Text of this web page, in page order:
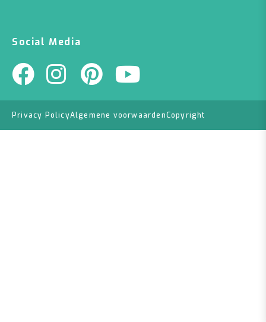
Social Media
Privacy PolicyAlgemene voorwaardenCopyright